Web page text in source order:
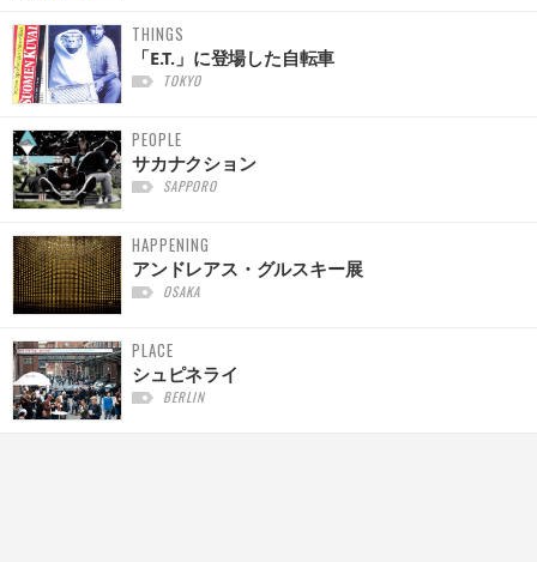
THINGS
「E.T.」に登場した自転車
TOKYO
PEOPLE
サカナクション
SAPPORO
HAPPENING
アンドレアス・グルスキー展
OSAKA
PLACE
シュピネライ
BERLIN